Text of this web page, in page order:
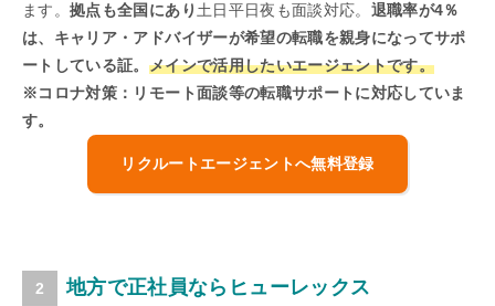
ます。拠点も全国にあり 土日平日夜も面談対応。 退職率が4％
は、キャリア・アドバイザーが希望の転職を親身になってサポ
ートしている証。 メインで活用したいエージェントです。
※コロナ対策：リモート面談等の転職サポートに対応していま
す。
リクルートエージェントへ無料登録
地方で正社員ならヒューレックス